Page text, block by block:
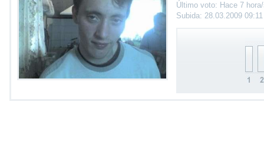
Último voto: Hace 7
Subida: 28.03.2009